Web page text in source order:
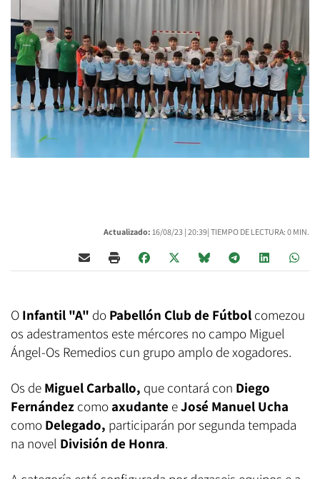
Actualizado: 16/08/23 | 20:39| TIEMPO DE LECTURA: 0 MIN.
O Infantil "A" do Pabellón Club de Fútbol comezou
os adestramentos este mércores no campo Miguel
Ángel-Os Remedios cun grupo amplo de xogadores.
Os de Miguel Carballo, que contará con Diego
Fernández comoaxudante eJosé Manuel Ucha
como Delegado, participarán por segunda tempada
na novel División de Honra.